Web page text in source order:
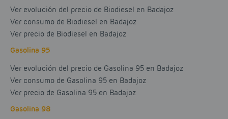
Ver evolución del precio de Biodiesel en Badajoz
Ver consumo de Biodiesel en Badajoz
Ver precio de Biodiesel en Badajoz
Gasolina 95
Ver evolución del precio de Gasolina 95 en Badajoz
Ver consumo de Gasolina 95 en Badajoz
Ver precio de Gasolina 95 en Badajoz
Gasolina 98